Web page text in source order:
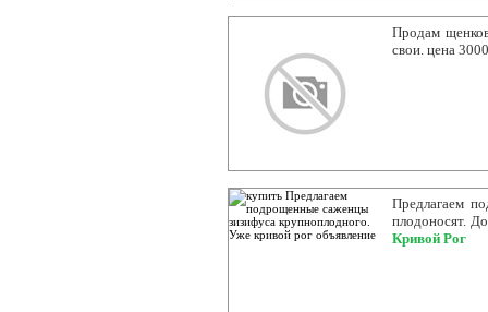
Продам
свои. цена
Предлагаем
плодоносят.
Кривой Рог